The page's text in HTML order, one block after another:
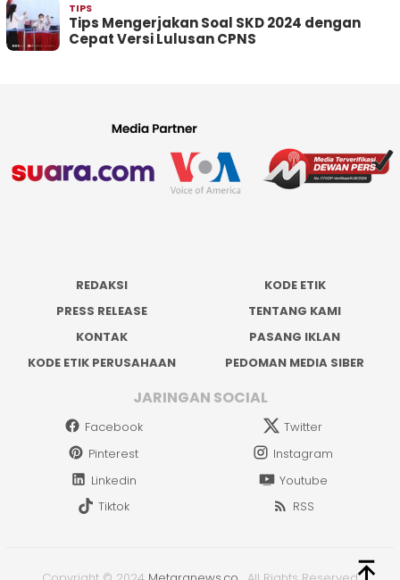
TIPS
Tips Mengerjakan Soal SKD 2024 dengan
Cepat Versi Lulusan CPNS
REDAKSI
KODE ETIK
PRESS RELEASE
TENTANG KAMI
KONTAK
PASANG IKLAN
KODE ETIK PERUSAHAAN
PEDOMAN MEDIA SIBER
JARINGAN SOCIAL
Facebook
Twitter
Pinterest
Instagram
Linkedin
Youtube
Tiktok
RSS